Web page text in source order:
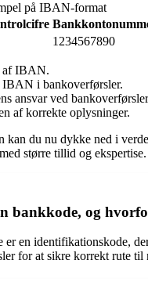
på IBAN-format
1234567890
af IBAN.
IBAN i bankoverførsler.
ansvar ved
af korrekte oplysninger.
kan du nu dykke ned i
større tillid og ekspertise.
bankkode, og
er en identifikationskode,
for at sikre korrekt rute til